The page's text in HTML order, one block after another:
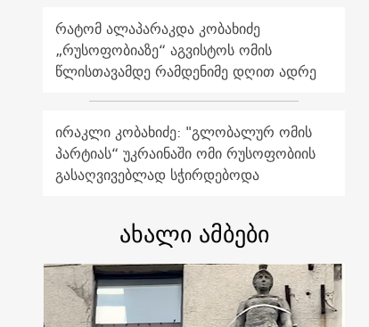
რატომ ალაპარაკდა კობახიძე
„რუსოფობიაზე“ აგვისტოს ომის
წლისთავამდე რამდენიმე დღით ადრე
ირაკლი კობახიძე: "გლობალურ ომის
პარტიას“ უკრაინაში ომი რუსოფობიის
გასაღვივებლად სჭირდებოდა
ახალი ამბები